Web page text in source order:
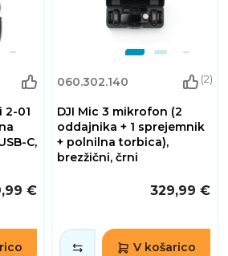
2-01
C,
€
060.302.140 (2)
DJI Mic 3 mikrofon (2
oddajnika + 1 sprejemnik
+ polnilna torbica),
brezžični, črni
329,99 €
V košarico